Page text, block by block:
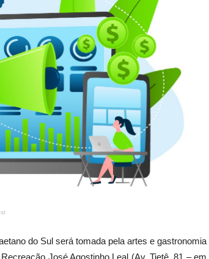
do Sul será tomada pela artes e gastronomia